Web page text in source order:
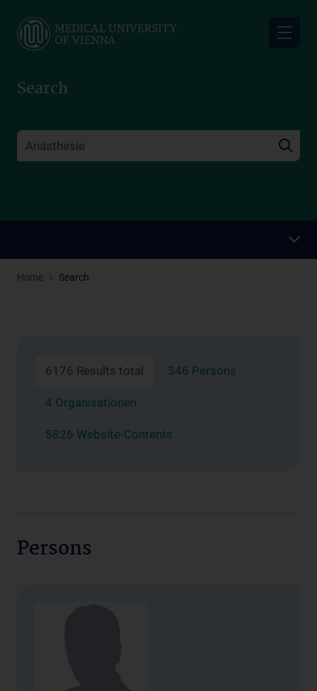
main
Search
Home Search
6176 Results total 346 Persons
4 Organisationen
5826 Website-Contents
Persons